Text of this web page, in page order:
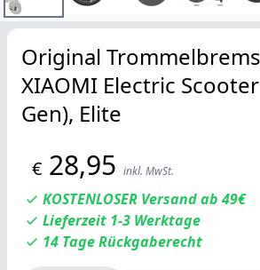
Original
XIAOMI Electric
Gen), Elite
€ 28,95 inkl. MwSt.
KOSTENLOSER Versand ab 49€
Lieferzeit 1-3 Werktage
14 Tage Rückgaberecht